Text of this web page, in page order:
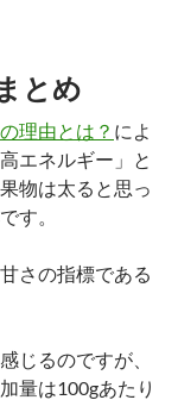
とめ
理由とは？ によ
エネルギー」と
物は太ると思っ
す。
さの指標である
じるのですが、
量は100gあたり